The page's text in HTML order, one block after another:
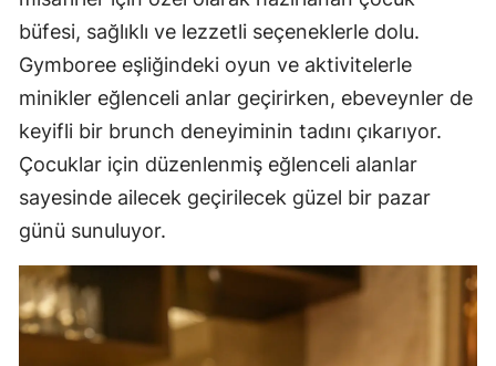
büfesi, sağlıklı ve lezzetli seçeneklerle dolu.
Gymboree eşliğindeki oyun ve aktivitelerle
minikler eğlenceli anlar geçirirken, ebeveynler de
keyifli bir brunch deneyiminin tadını çıkarıyor.
Çocuklar için düzenlenmiş eğlenceli alanlar
sayesinde ailecek geçirilecek güzel bir pazar
günü sunuluyor.